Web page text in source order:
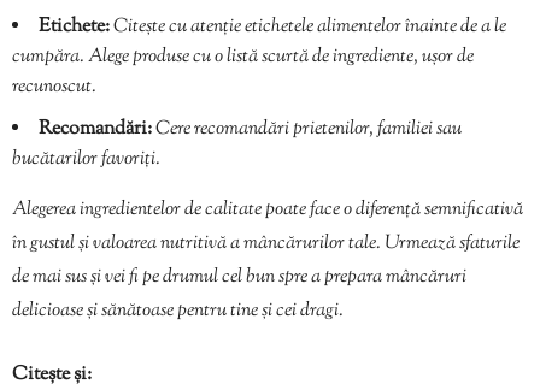
Etichete:Citește cu atenție etichetele alimentelor înainte de a le
cumpăra. Alege produse cu o listă scurtă de ingrediente, ușor de
recunoscut.
Recomandări:Cere recomandări prietenilor, familiei sau
bucătarilor favoriți.
Alegerea ingredientelor de calitate poate face o diferență semnificativă
în gustul și valoarea nutritivă a mâncărurilor tale. Urmează sfaturile
de mai sus și vei fi pe drumul cel bun spre a prepara mâncăruri
delicioase și sănătoase pentru tine și cei dragi.
Citește și: